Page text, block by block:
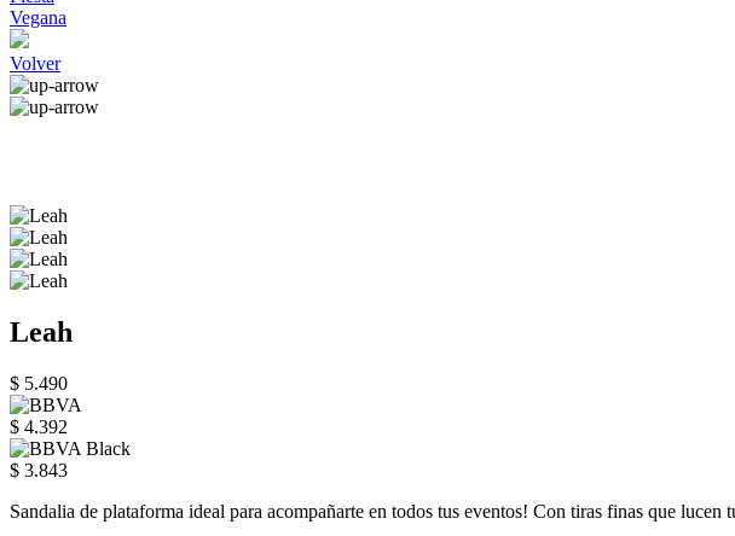
Vegana
Volver
Leah
$ 5.490
$ 4.392
$ 3.843
Sandalia de plataforma ideal para acompañarte en todos tus eventos! Con tiras finas que